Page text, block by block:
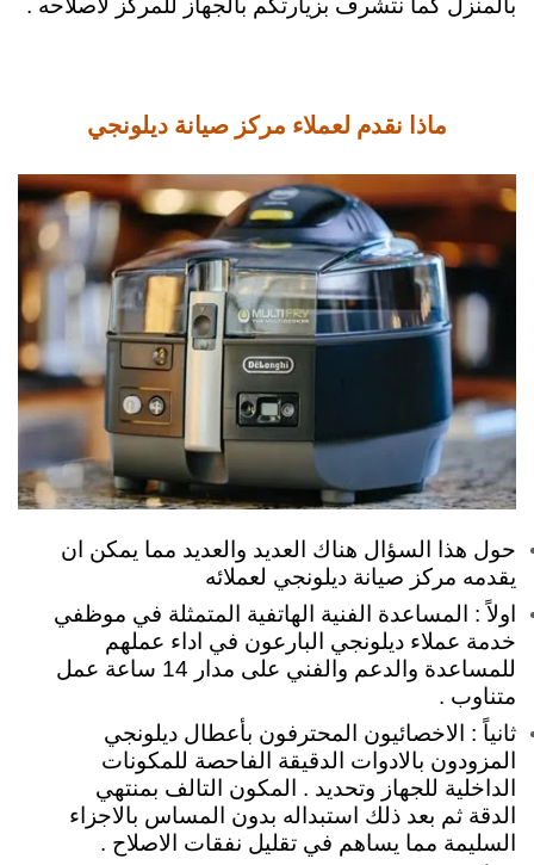
بالمنزل كما نتشرف بزيارتكم بالجهاز للمركز لأصلاحه .
ماذا نقدم لعملاء مركز صيانة ديلونجي
حول هذا السؤال هناك العديد والعديد مما يمكن ان
يقدمه مركز صيانة ديلونجي لعملائه
اولاً : المساعدة الفنية الهاتفية المتمثلة في موظفي
خدمة عملاء ديلونجي البارعون في اداء عملهم
للمساعدة والدعم والفني على مدار 14 ساعة عمل
متناوب .
ثانياً : الاخصائيون المحترفون بأعطال ديلونجي
المزودون بالادوات الدقيقة الفاحصة للمكونات
الداخلية للجهاز وتحديد . المكون التالف بمنتهي
الدقة ثم بعد ذلك استبداله بدون المساس بالاجزاء
السليمة مما يساهم في تقليل نفقات الاصلاح .